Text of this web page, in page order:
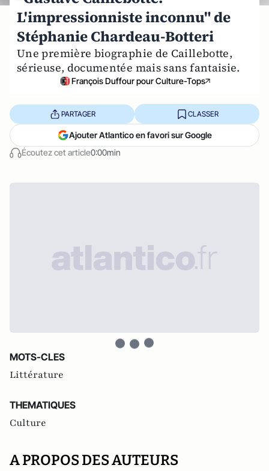
L'impressionniste inconnu" de
Stéphanie Chardeau-Botteri
Une première biographie de Caillebotte,
sérieuse, documentée mais sans fantaisie.
François Duffour pour Culture-Tops
Écoutez cet article0:00min
PARTAGER CLASSER
Ajouter Atlantico en favori sur Google
MOTS-CLES
Littérature
THEMATIQUES
Culture
A PROPOS DES AUTEURS